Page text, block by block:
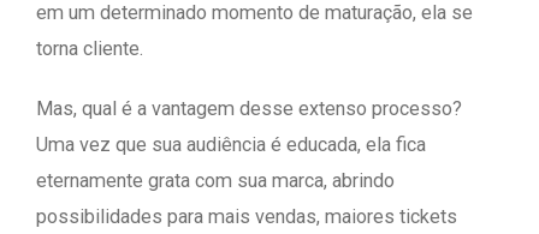
em um determinado momento de maturação, ela se
torna cliente.
Mas, qual é a vantagem desse extenso processo?
Uma vez que sua audiência é educada, ela fica
eternamente grata com sua marca, abrindo
possibilidades para mais vendas, maiores tickets